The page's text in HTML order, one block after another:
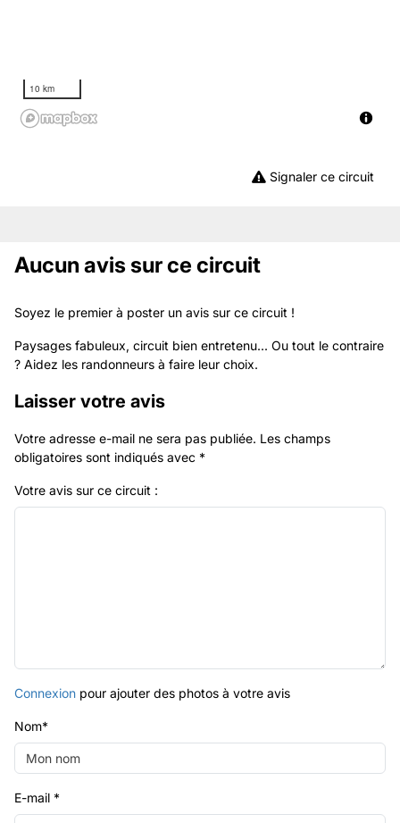
10 km
Signaler ce circuit
Aucun avis sur ce circuit
Soyez le premier à poster un avis sur ce circuit !
Paysages fabuleux, circuit bien entretenu... Ou tout le contraire
? Aidez les randonneurs à faire leur choix.
Laisser votre avis
Votre adresse e-mail ne sera pas publiée. Les champs
obligatoires sont indiqués avec *
Votre avis sur ce circuit :
Connexion pour ajouter des photos à votre avis
Nom*
E-mail *